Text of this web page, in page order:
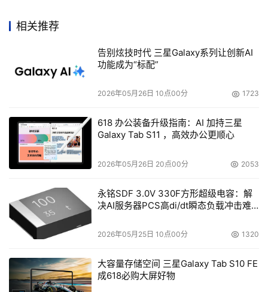
底：AI应用的复杂度越高，对内存的消耗就越大。
这也解释了为何全球资本市场、电子设备制造商，都在紧盯
着屈指可数的内存厂商——韩国的三星、SK海力士，美国
的美光，以及中国本土唯一实现大规模量产的长鑫存储。AI
主动权，谁就能在全球供应链中占据核心话语权。
相关推荐
告别炫技时代 三星Galaxy系列让创新AI
功能成为“标配”
2026年05月26日 10点00分 1723
618 办公装备升级指南：AI 加持三星
Galaxy Tab S11 ，高效办公更顺心
2026年05月26日 20点00分 2053
永铭SDF 3.0V 330F方形超级电容：解
决AI服务器PCS高di/dt瞬态负载冲击难
2026年05月25日 10点00分 1320
大容量存储空间 三星Galaxy Tab S10 FE
成618必购大屏好物